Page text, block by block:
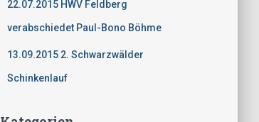
22.07.2015 HWV Feldberg
verabschiedet Paul-Bono Böhme
13.09.2015 2. Schwarzwälder
Schinkenlauf